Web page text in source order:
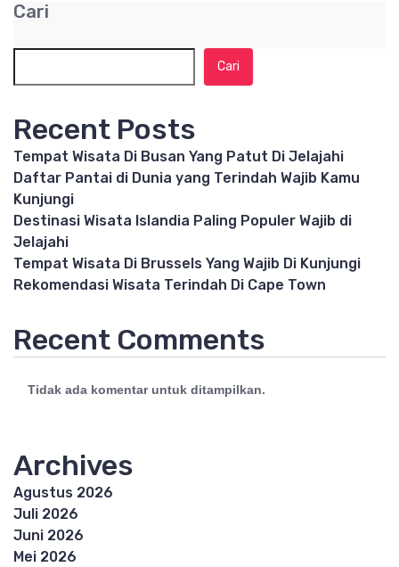
Cari
Cari
Recent Posts
Tempat Wisata Di Busan Yang Patut Di Jelajahi
Daftar Pantai di Dunia yang Terindah Wajib Kamu
Kunjungi
Destinasi Wisata Islandia Paling Populer Wajib di
Jelajahi
Tempat Wisata Di Brussels Yang Wajib Di Kunjungi
Rekomendasi Wisata Terindah Di Cape Town
Recent Comments
Tidak ada komentar untuk ditampilkan.
Archives
Agustus 2026
Juli 2026
Juni 2026
Mei 2026